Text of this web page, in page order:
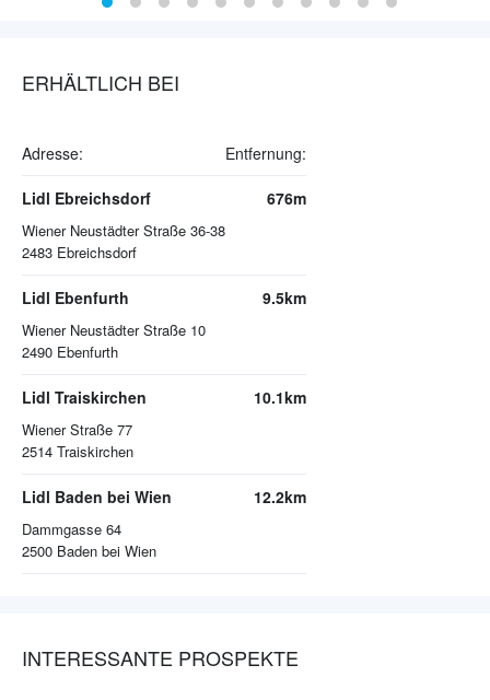
ERHÄLTLICH BEI
Adresse: Entfernung:
Lidl Ebreichsdorf
Wiener Neustädter Straße 36-38
2483 Ebreichsdorf
676m
Lidl Ebenfurth
Wiener Neustädter Straße 10
2490 Ebenfurth
9.5km
Lidl Traiskirchen
Wiener Straße 77
2514 Traiskirchen
10.1km
Lidl Baden bei Wien
Dammgasse 64
2500 Baden bei Wien
12.2km
INTERESSANTE PROSPEKTE